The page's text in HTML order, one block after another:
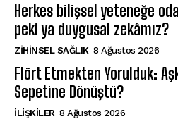
Herkes bilişsel yeteneğe
peki ya duygusal zekâmız?
ZIHINSEL SAĞLIK 8 Ağustos 2026
Flört Etmekten Yorulduk:
Sepetine Dönüştü?
İLIŞKILER 8 Ağustos 2026